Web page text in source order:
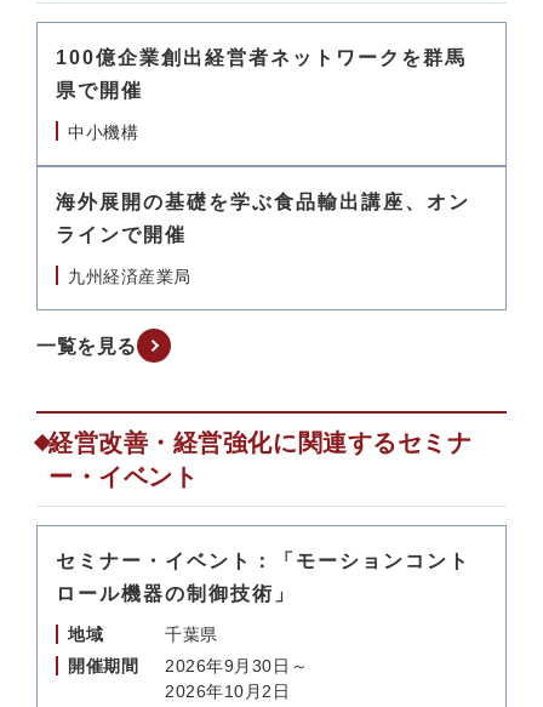
100億企業創出経営者ネットワークを群馬
県で開催
中小機構
海外展開の基礎を学ぶ食品輸出講座、オン
ラインで開催
九州経済産業局
一覧を見る
経営改善・経営強化に関連するセミナ
ー・イベント
セミナー・イベント：「モーションコント
ロール機器の制御技術」
地域
千葉県
開催期間
2026年9月30日～
2026年10月2日